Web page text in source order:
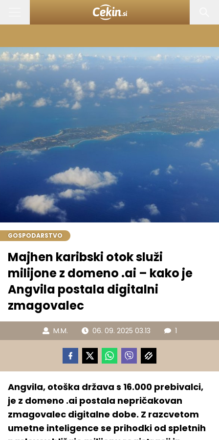
GOSPODARSTVO
Majhen karibski otok služi
milijone z domeno .ai – kako je
Angvila postala digitalni
zmagovalec
M.M. 06. 09. 2025 03.13 1
Angvila, otoška država s 16.000 prebivalci,
je z domeno .ai postala nepričakovan
zmagovalec digitalne dobe. Z razcvetom
umetne inteligence se prihodki od spletnih